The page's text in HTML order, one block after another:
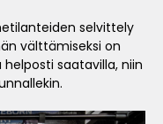
selvittely
välttämiseksi on
saatavilla, niin